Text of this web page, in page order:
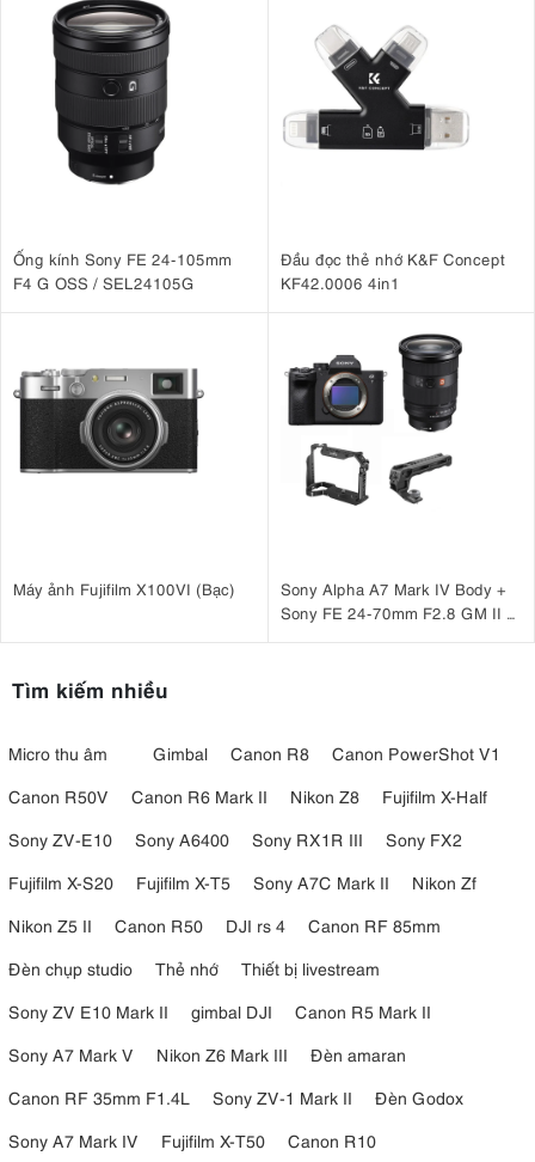
Ống kính Sony FE 24-105mm
F4 G OSS / SEL24105G
Đầu đọc thẻ nhớ K&F Concept
KF42.0006 4in1
Máy ảnh Fujifilm X100VI (Bạc)
Sony Alpha A7 Mark IV Body +
Sony FE 24-70mm F2.8 GM II +
Tìm kiếm nhiều
Micro thu âm Gimbal Canon R8
Canon PowerShot V1
Canon R50V
Canon R6 Mark II Nikon Z8
Fujifilm X-Half
Sony ZV-E10
Sony A6400 Sony RX1R III
Sony FX2
Fujifilm X-S20
Fujifilm X-T5 Sony A7C Mark II
Nikon Zf
Nikon Z5 II
Canon R50 DJI rs 4
Canon RF 85mm
Đèn chụp studio
Thẻ nhớ
Thiết bị livestream
Sony ZV E10 Mark II
gimbal DJI
Canon R5 Mark II
Sony A7 Mark V
Nikon Z6 Mark III
Đèn amaran
Canon RF 35mm F1.4L
Sony ZV-1 Mark II
Đèn Godox
Sony A7 Mark IV
Fujifilm X-T50
Canon R10